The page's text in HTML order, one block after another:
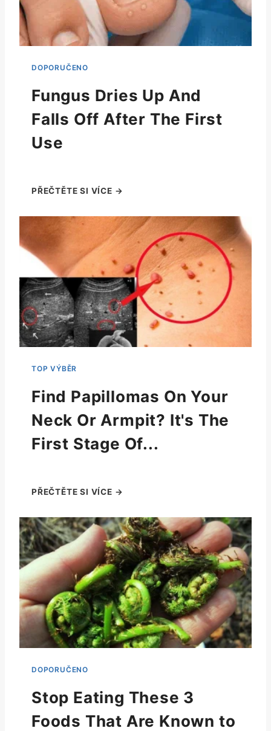
Fungus Dries Up And
Falls Off After The First
Use
Find Papillomas On Your
Neck Or Armpit? It's The
First Stage Of...
Stop Eating These 3
Foods That Are Known to